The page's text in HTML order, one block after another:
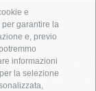
e
garantire la
e, previo
informazioni
la selezione
SPORT E
MOMENTI